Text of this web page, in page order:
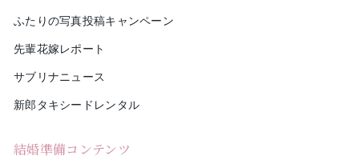
ふたりの写真投稿キャンペーン
先輩花嫁レポート
サブリナニュース
新郎タキシードレンタル
結婚準備コンテンツ